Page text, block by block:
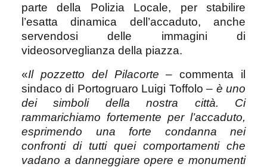
parte della Polizia Locale, per stabilire
l’esatta dinamica dell’accaduto, anche
servendosi delle immagini di
videosorveglianza della piazza.
«Il pozzetto del Pilacorte – commenta il
sindaco di Portogruaro Luigi Toffolo – è uno
dei simboli della nostra città. Ci
rammarichiamo fortemente per l’accaduto,
esprimendo una forte condanna nei
confronti di tutti quei comportamenti che
vadano a danneggiare opere e monumenti